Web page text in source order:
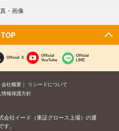
・画像
TOP
Official X
Official
YouTube
Official
LINE
会社概要
リシードについて
情報保護方針
会社イード（東証グロース上場）の運
す。